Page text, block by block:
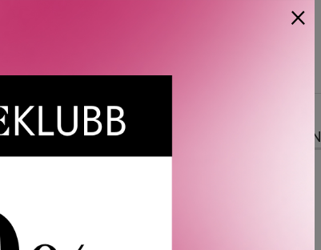
GJØR DU INGREDIENSER OM MERKEVAREN
– uten å tynge håret. Egnet for alle hårtyper.
×